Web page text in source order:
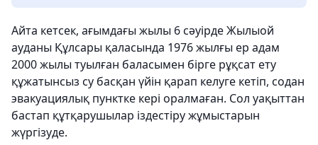
Айта кетсек, ағымдағы жылы 6 сәуірде Жылыой
ауданы Құлсары қаласында 1976 жылғы ер адам
2000 жылы туылған баласымен бірге рұқсат ету
құжатынсыз су басқан үйін қарап келуге кетіп, содан
эвакуациялық пунктке кері оралмаған. Сол уақыттан
бастап құтқарушылар іздестіру жұмыстарын
жүргізуде.